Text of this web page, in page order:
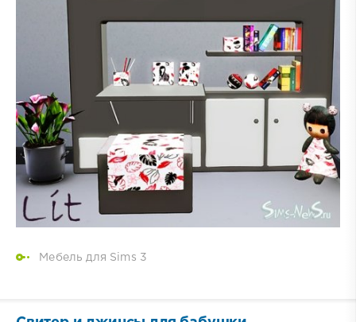
Мебель для Sims 3